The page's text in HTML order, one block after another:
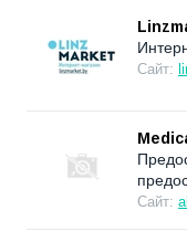
Сайт:
Сайт: